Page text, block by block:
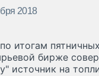
2018
итогам
бирже
источник на